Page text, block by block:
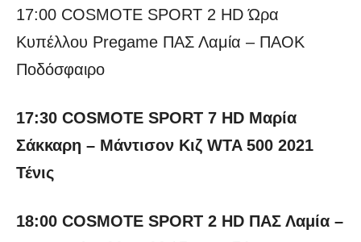
17:00 COSMOTE SPORT 2 HD Ώρα
Κυπέλλου Pregame ΠΑΣ Λαμία – ΠΑΟΚ
Ποδόσφαιρο
17:30 COSMOTE SPORT 7 HD Μαρία
Σάκκαρη – Μάντισον Κιζ WTA 500 2021
Τένις
18:00 COSMOTE SPORT 2 HD ΠΑΣ Λαμία –